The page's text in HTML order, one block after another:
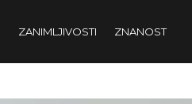
ZANIMLJIVOSTI ZNANOST